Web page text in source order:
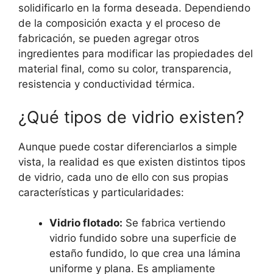
solidificarlo en la forma deseada. Dependiendo
de la composición exacta y el proceso de
fabricación, se pueden agregar otros
ingredientes para modificar las propiedades del
material final, como su color, transparencia,
resistencia y conductividad térmica.
¿Qué tipos de vidrio existen?
Aunque puede costar diferenciarlos a simple
vista, la realidad es que existen distintos tipos
de vidrio, cada uno de ello con sus propias
características y particularidades:
Vidrio flotado: Se fabrica vertiendo
vidrio fundido sobre una superficie de
estaño fundido, lo que crea una lámina
uniforme y plana. Es ampliamente